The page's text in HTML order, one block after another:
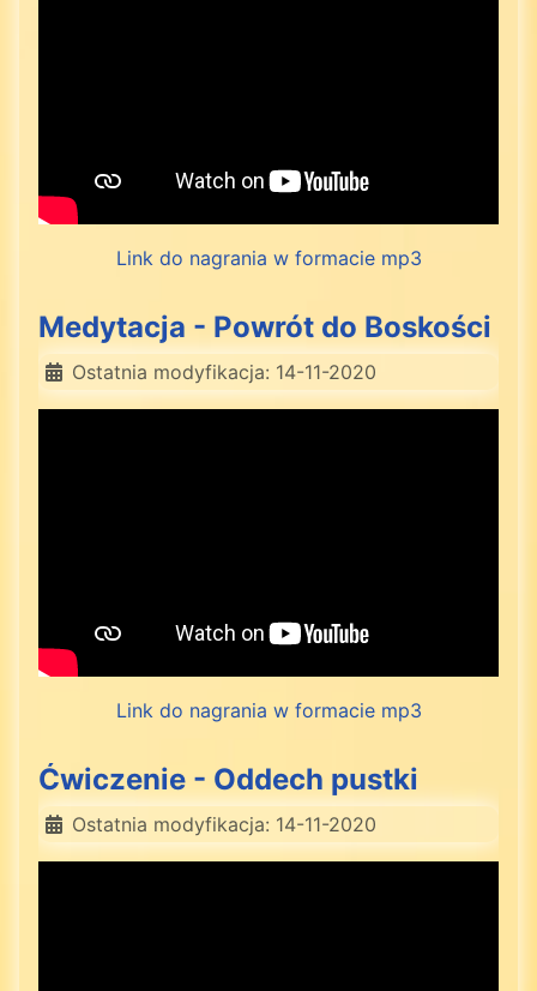
Link do nagrania w formacie mp3
Medytacja - Powrót do Boskości
Ostatnia modyfikacja: 14-11-2020
Link do nagrania w formacie mp3
Ćwiczenie - Oddech pustki
Ostatnia modyfikacja: 14-11-2020